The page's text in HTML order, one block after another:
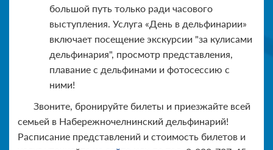
большой путь только ради часового
выступления. Услуга «День в дельфинарии»
включает посещение экскурсии "за кулисами
дельфинария", просмотр представления,
плавание с дельфинами и фотосессию с
ними!
Звоните, бронируйте билеты и приезжайте всей
семьей в Набережночелнинский дельфинарий!
Расписание представлений и стоимость билетов и